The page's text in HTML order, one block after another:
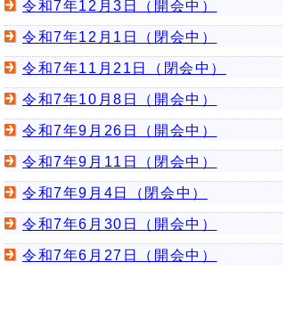
令和7年12月3日（開会中）
令和7年12月1日（閉会中）
令和7年11月21日（閉会中）
令和7年10月8日（開会中）
令和7年9月26日（開会中）
令和7年9月11日（閉会中）
令和7年9月4日（閉会中）
令和7年6月30日（開会中）
令和7年6月27日（開会中）